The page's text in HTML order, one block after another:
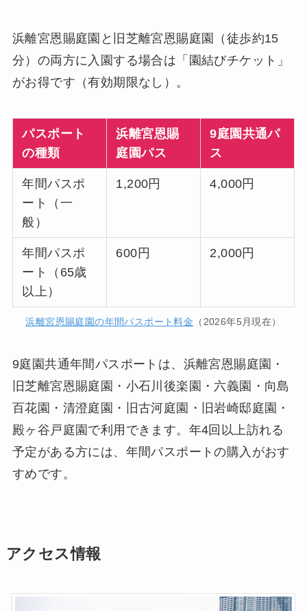
浜離宮恩賜庭園と旧芝離宮恩賜庭園（徒歩約15
分）の両方に入園する場合は「園結びチケット」
がお得です（有効期限なし）。
パスポート
の種類
浜離宮恩賜
庭園パス
9庭園共通パ
ス
年間パスポ
ート（一
般）
1,200円 4,000円
年間パスポ
ート（65歳
以上）
600円 2,000円
浜離宮恩賜庭園の年間パスポート料金 （2026年5月現在）
9庭園共通年間パスポートは、浜離宮恩賜庭園・
旧芝離宮恩賜庭園・小石川後楽園・六義園・向島
百花園・清澄庭園・旧古河庭園・旧岩崎邸庭園・
殿ヶ谷戸庭園で利用できます。年4回以上訪れる
予定がある方には、年間パスポートの購入がおす
すめです。
アクセス情報